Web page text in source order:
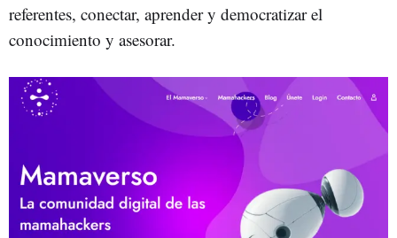
referentes, conectar, aprender y democratizar el
conocimiento y asesorar.